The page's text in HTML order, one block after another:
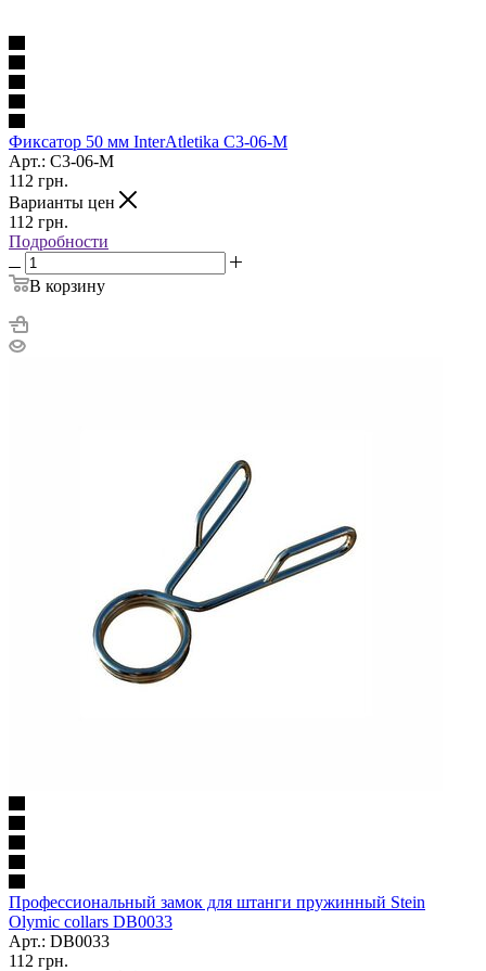
Фиксатор 50 мм InterAtletika C3-06-M
Арт.: C3-06-M
112 грн.
Варианты цен
112 грн.
Подробности
В корзину
Профессиональный замок для штанги пружинный Stein
Olymic collars DB0033
Арт.: DB0033
112 грн.